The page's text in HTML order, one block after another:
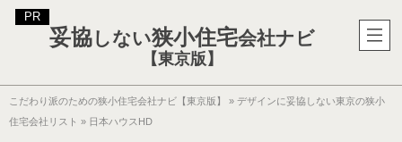
妥協しない狭小住宅会社ナビ
【東京版】
こだわり派のための狭小住宅会社ナビ【東京版】 » デザインに妥協しない東京の狭小
住宅会社リスト » 日本ハウスHD